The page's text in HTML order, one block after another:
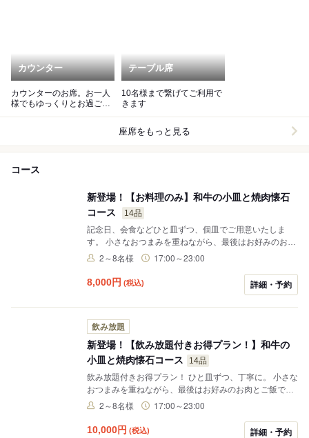
カウンター
カウンターのお席。お一人
様でもゆっくりとお過ごし
テーブル席
10名様まで繋げてご利用で
きます
座席をもっと見る
コース
新登場！【お料理のみ】和牛の小皿と焼肉懐石
コース
14品
記念日、会食などひと皿ずつ、個皿でご用意いたしま
す。 小さなおつまみを重ねながら、最後はお好みのお肉
とご飯で締める新しいコース。 銀座の中心、数寄屋橋交
人やご家族とのお食事にも。 特別な時間を、ゆっくりと
2～8名様 17:00～23:00
8,000円 (税込) 詳細・予約
飲み放題
新登場！【飲み放題付きお得プラン！】和牛の
小皿と焼肉懐石コース
14品
飲み放題付きお得プラン！ ひと皿ずつ、丁寧に。 小さな
おつまみを重ねながら、最後はお好みのお肉とご飯で締
める新しいコース。 銀座の中心、数寄屋橋交差点を見下
とのお食事にも。 特別な時間を、ゆっくりとお楽しみく
2～8名様 17:00～23:00
10,000円 (税込) 詳細・予約